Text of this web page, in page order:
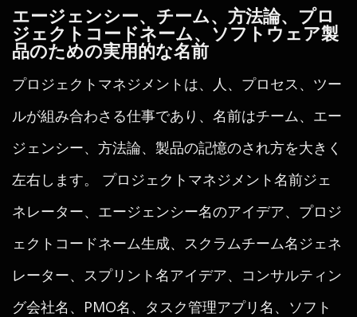
エージェンシー、チーム、方法論、プロ
ジェクトコードネーム、ソフトウェア製
品のための実用的な名前
プロジェクトマネジメントは、人、プロセス、ツー
ルが組み合わさる仕事であり、名前はチーム、エー
ジェンシー、方法論、製品の記憶のされ方を大きく
左右します。 プロジェクトマネジメント名前ジェ
ネレーター、エージェンシー名のアイデア、プロジ
ェクトコードネーム生成、スクラムチーム名ジェネ
レーター、スプリント名アイデア、コンサルティン
グ会社名、PMO名、タスク管理アプリ名、ソフト